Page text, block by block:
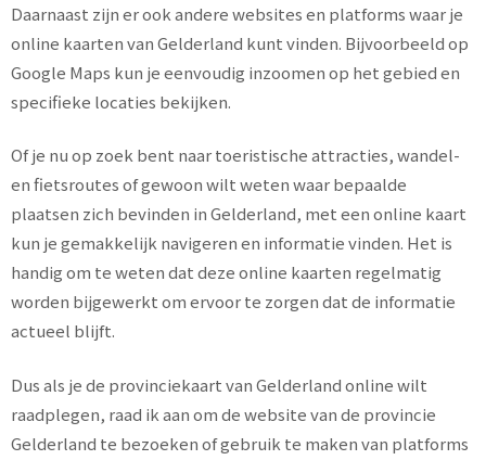
Daarnaast zijn er ook andere websites en platforms waar je
online kaarten van Gelderland kunt vinden. Bijvoorbeeld op
Google Maps kun je eenvoudig inzoomen op het gebied en
specifieke locaties bekijken.
Of je nu op zoek bent naar toeristische attracties, wandel-
en fietsroutes of gewoon wilt weten waar bepaalde
plaatsen zich bevinden in Gelderland, met een online kaart
kun je gemakkelijk navigeren en informatie vinden. Het is
handig om te weten dat deze online kaarten regelmatig
worden bijgewerkt om ervoor te zorgen dat de informatie
actueel blijft.
Dus als je de provinciekaart van Gelderland online wilt
raadplegen, raad ik aan om de website van de provincie
Gelderland te bezoeken of gebruik te maken van platforms